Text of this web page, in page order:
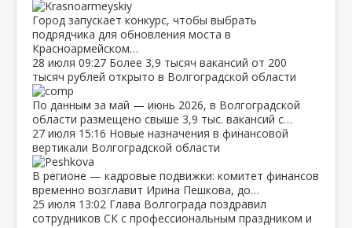
Город запускает конкурс, чтобы выбрать
подрядчика для обновления моста в
Красноармейском…
28 июля 09:27 Более 3,9 тысяч вакансий от 200
тысяч рублей открыто в Волгоградской области
По данным за май — июнь 2026, в Волгоградской
области размещено свыше 3,9 тыс. вакансий с…
27 июля 15:16 Новые назначения в финансовой
вертикали Волгоградской области
В регионе — кадровые подвижки: комитет финансов
временно возглавит Ирина Пешкова, до…
25 июля 13:02 Глава Волгограда поздравил
сотрудников СК с профессиональным праздником и